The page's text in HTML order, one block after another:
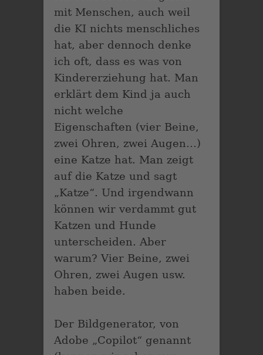
mit Menschen, auch weil
die KI nichts menschliches
hat, aber dennoch denke
ich oft, dass es was von
Kindererziehung hat. Man
erklärt dem Kind ja auch
nicht welche
Eigenschaften (vier Beine,
zwei Ohren, zwei Augen…)
eine Katze hat. Man zeigt
auf die Katze und sagt
„Katze“. Und irgendwann
können wir verdammt gut
Katzen und Hunde
unterscheiden. Aber
warum? Vier Beine, zwei
Ohren, zwei Augen usw.
haben beide.
Der Bildgenerator, von
Adobe „Copilot“ genannt